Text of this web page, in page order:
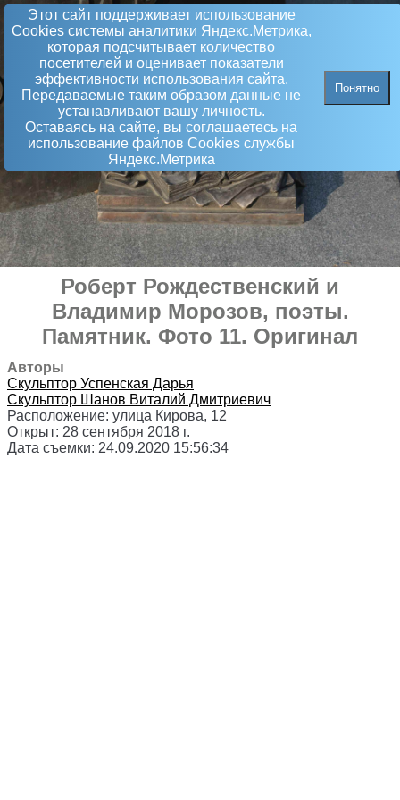
Этот сайт поддерживает использование
Сookies системы аналитики Яндекс.Метрика,
которая подсчитывает количество
посетителей и оценивает показатели
эффективности использования сайта.
Передаваемые таким образом данные не
устанавливают вашу личность.
Оставаясь на сайте, вы соглашаетесь на
использование файлов Сookies службы
Яндекс.Метрика
Понятно
Роберт Рождественский и
Владимир Морозов, поэты.
Памятник. Фото 11. Оригинал
Авторы
Скульптор Успенская Дарья
Скульптор Шанов Виталий Дмитриевич
Расположение: улица Кирова, 12
Открыт: 28 сентября 2018 г.
Дата съемки: 24.09.2020 15:56:34